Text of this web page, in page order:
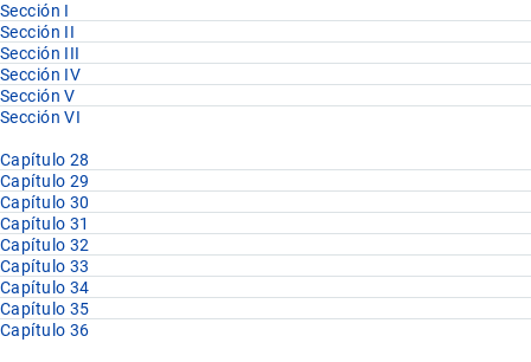
Sección I
Sección II
Sección III
Sección IV
Sección V
Sección VI
Capítulo 28
Capítulo 29
Capítulo 30
Capítulo 31
Capítulo 32
Capítulo 33
Capítulo 34
Capítulo 35
Capítulo 36